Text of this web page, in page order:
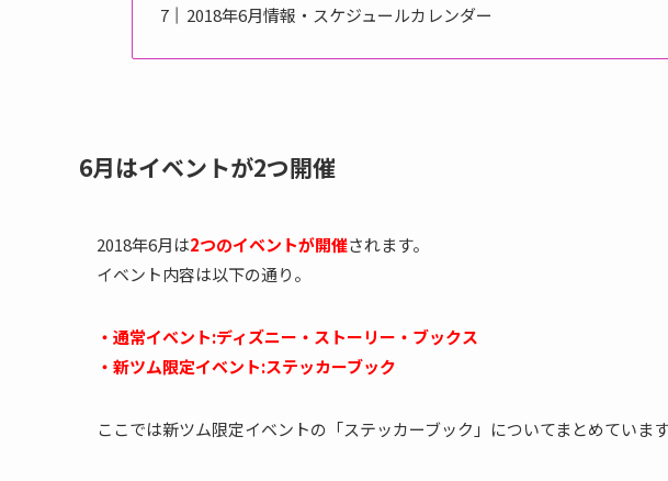
2018年6月情報・スケジュールカレンダー
6月はイベントが2つ開催
2018年6月は2つのイベントが開催されます。
イベント内容は以下の通り。
・通常イベント:ディズニー・ストーリー・ブックス
・新ツム限定イベント:ステッカーブック
ここでは新ツム限定イベントの「ステッカーブック」についてまとめています